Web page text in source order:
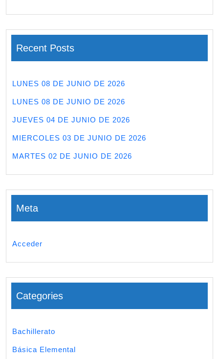
Recent Posts
LUNES 08 DE JUNIO DE 2026
LUNES 08 DE JUNIO DE 2026
JUEVES 04 DE JUNIO DE 2026
MIERCOLES 03 DE JUNIO DE 2026
MARTES 02 DE JUNIO DE 2026
Meta
Acceder
Categories
Bachillerato
Básica Elemental